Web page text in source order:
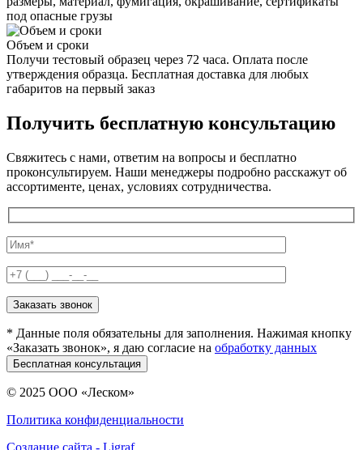
под опасные грузы
Объем и сроки
Получи тестовый образец через 72 часа. Оплата после
утверждения образца. Бесплатная доставка для любых
габаритов на первый заказ
Получить бесплатную консультацию
Свяжитесь с нами, ответим на вопросы и бесплатно
проконсультируем. Наши менеджеры подробно расскажут об
ассортименте, ценах, условиях сотрудничества.
* Данные поля обязательны для заполнения. Нажимая кнопку
«Заказать звонок», я даю согласие на обработку данных
© 2025 ООО «Леском»
Политика конфиденциальности
Создание сайта - Ligraf